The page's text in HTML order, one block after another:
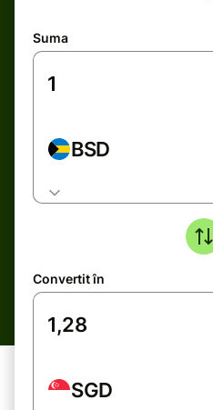
Suma
BSD
Convertit în
SGD